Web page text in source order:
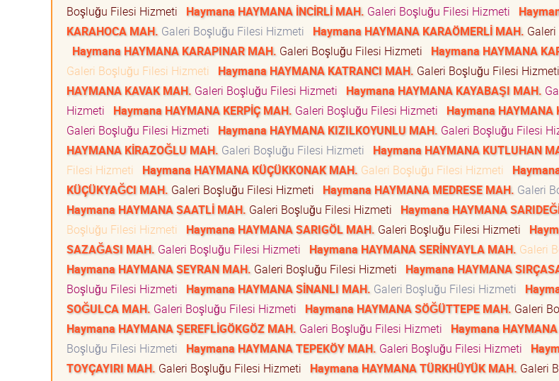
Boşluğu Filesi Hizmeti
Haymana HAYMANA İNCİRLİ MAH. Galeri Boşluğu Filesi Hizmeti
KARAHOCA MAH. Galeri Boşluğu Filesi Hizmeti Haymana HAYMANA KARAÖMERLİ MAH.
Haymana HAYMANA KARAPINAR MAH. Galeri Boşluğu Filesi Hizmeti
Haymana HAYMANA
Galeri Boşluğu Filesi Hizmeti
Haymana HAYMANA KATRANCI MAH. Galeri Boşluğu Filesi Hizmeti
HAYMANA KAVAK MAH. Galeri Boşluğu Filesi Hizmeti Haymana HAYMANA KAYABAŞI MAH.
Hizmeti
Haymana HAYMANA KERPİÇ MAH. Galeri Boşluğu Filesi Hizmeti
Haymana HAYMANA
Galeri Boşluğu Filesi Hizmeti
Haymana HAYMANA KIZILKOYUNLU MAH. Galeri Boşluğu Filesi
HAYMANA KİRAZOĞLU MAH. Galeri Boşluğu Filesi Hizmeti Haymana HAYMANA KUTLUHAN
Filesi Hizmeti
Haymana HAYMANA KÜÇÜKKONAK MAH. Galeri Boşluğu Filesi Hizmeti
KÜÇÜKYAĞCI MAH. Galeri Boşluğu Filesi Hizmeti Haymana HAYMANA MEDRESE MAH. Galeri
Haymana HAYMANA SAATLİ MAH. Galeri Boşluğu Filesi Hizmeti Haymana HAYMANA
Boşluğu Filesi Hizmeti
Haymana HAYMANA SARIGÖL MAH. Galeri Boşluğu Filesi Hizmeti
SAZAĞASI MAH. Galeri Boşluğu Filesi Hizmeti Haymana HAYMANA SERİNYAYLA MAH. Galeri
Haymana HAYMANA SEYRAN MAH. Galeri Boşluğu Filesi Hizmeti Haymana HAYMANA
Boşluğu Filesi Hizmeti
Haymana HAYMANA SİNANLI MAH. Galeri Boşluğu Filesi Hizmeti
SOĞULCA MAH. Galeri Boşluğu Filesi Hizmeti Haymana HAYMANA SÖĞÜTTEPE MAH. Galeri
Haymana HAYMANA ŞEREFLİGÖKGÖZ MAH. Galeri Boşluğu Filesi Hizmeti Haymana
Boşluğu Filesi Hizmeti
Haymana HAYMANA TEPEKÖY MAH. Galeri Boşluğu Filesi Hizmeti
TOYÇAYIRI MAH. Galeri Boşluğu Filesi Hizmeti Haymana HAYMANA TÜRKHÜYÜK MAH. Galeri